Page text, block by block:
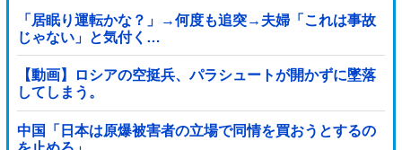
「居眠り運転かな？」→何度も追突→夫婦「これは事故
じゃない」と気付く…
【動画】ロシアの空挺兵、パラシュートが開かずに墜落
してしまう。
中国「日本は原爆被害者の立場で同情を買おうとするの